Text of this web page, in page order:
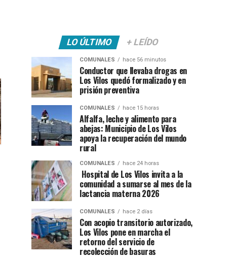
LO ÚLTIMO + LEÍDO
COMUNALES hace 56 minutos
Conductor que llevaba drogas en
Los Vilos quedó formalizado y en
prisión preventiva
COMUNALES hace 15 horas
Alfalfa, leche y alimento para
abejas: Municipio de Los Vilos
apoya la recuperación del mundo
rural
COMUNALES hace 24 horas
Hospital de Los Vilos invita a la
comunidad a sumarse al mes de la
lactancia materna 2026
COMUNALES hace 2 días
Con acopio transitorio autorizado,
Los Vilos pone en marcha el
retorno del servicio de
recolección de basuras